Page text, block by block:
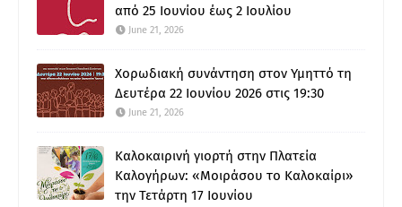
από 25 Ιουνίου έως 2 Ιουλίου
June 21, 2026
Χορωδιακή συνάντηση στον Υμηττό τη
Δευτέρα 22 Ιουνίου 2026 στις 19:30
June 21, 2026
Καλοκαιρινή γιορτή στην Πλατεία
Καλογήρων: «Μοιράσου το Καλοκαίρι»
την Τετάρτη 17 Ιουνίου